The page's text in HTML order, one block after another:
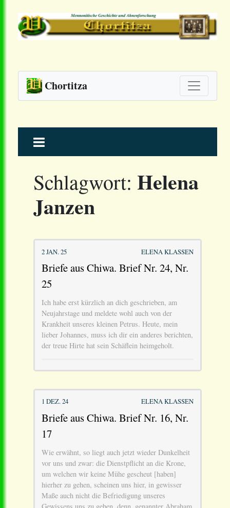
Chortitza
to
Schlagwort: Helena
Janzen
2 JAN. 25 ELENA KLASSEN
Briefe aus Chiwa. Brief Nr. 24, Nr.
25
Ich habe erst kürzlich an dich geschrieben, am
Neujahrstage und meldete wohl auch von der
Krankheit unseres kleinen Petrus. Heute, mein
lieber Johannes, muss ich dir ein anderes berichten,
der treue Hirte hat sein Schäflein heimgeholt.
1 DEZ. 24 ELENA KLASSEN
Briefe aus Chiwa. Brief Nr. 16, Nr.
17
Wie erwähnt, so liegt auch jetzt wieder Dunkelheit
vor uns und zwar: die Dienstpflicht an die Krone,
um welchen wir keine Mühe gescheut [haben]
hierher zu gehen, scheinen uns hier, in gewisser
Maße auch nicht die Befriedigung unseres